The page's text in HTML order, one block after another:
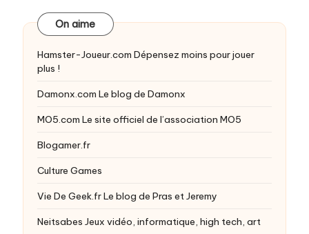
On aime
Hamster-Joueur.com Dépensez moins pour jouer
plus !
Damonx.com Le blog de Damonx
MO5.com Le site officiel de l’association MO5
Blogamer.fr
Culture Games
Vie De Geek.frLe blog de Pras et Jeremy
Neitsabes Jeux vidéo, informatique, high tech, art